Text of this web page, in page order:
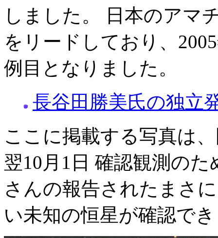
しました。 日本のアマ
をリードしており、
例目となりました。
長谷田勝美氏の独立
ここに掲載する写真は
翌10月1日 確認観測の
さんの報告されたまさ
い未知の恒星が確認で